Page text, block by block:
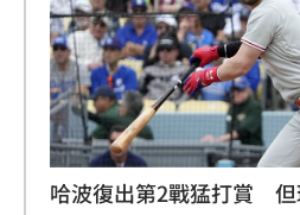
哈波復出第2戰猛打賞 但